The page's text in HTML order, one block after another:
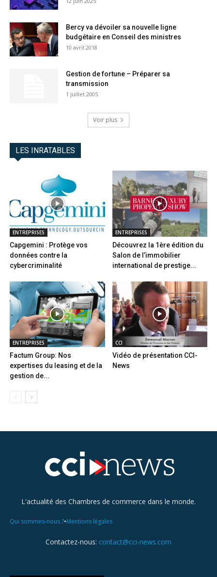
Bercy va dévoiler sa nouvelle ligne
budgétaire en Conseil des ministres
10 avril 2018
Gestion de fortune – Préparer sa
transmission
1 juillet 2005
Voir plus
LES INRATABLES
ENTREPRISES
Capgemini : Protège vos
données contre la
cybercriminalité
ENTREPRISES
Découvrez la 1ère édition du
Salon de l’immobilier
international de prestige...
ENTREPRISES
Factum Group: Nos
expertises du leasing et de la
gestion de...
CCI
Vidéo de présentation CCI-
News
L'actualité des Chambres de commerce dans le monde.
Qui sommes-nous ?•Mentions légales
Contactez-nous: contact@cci-news.com